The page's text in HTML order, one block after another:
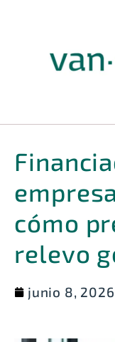
cómo
relevo
junio 8, 2026